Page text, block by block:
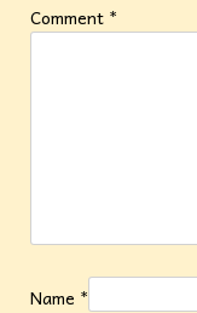
Comment *
Name *